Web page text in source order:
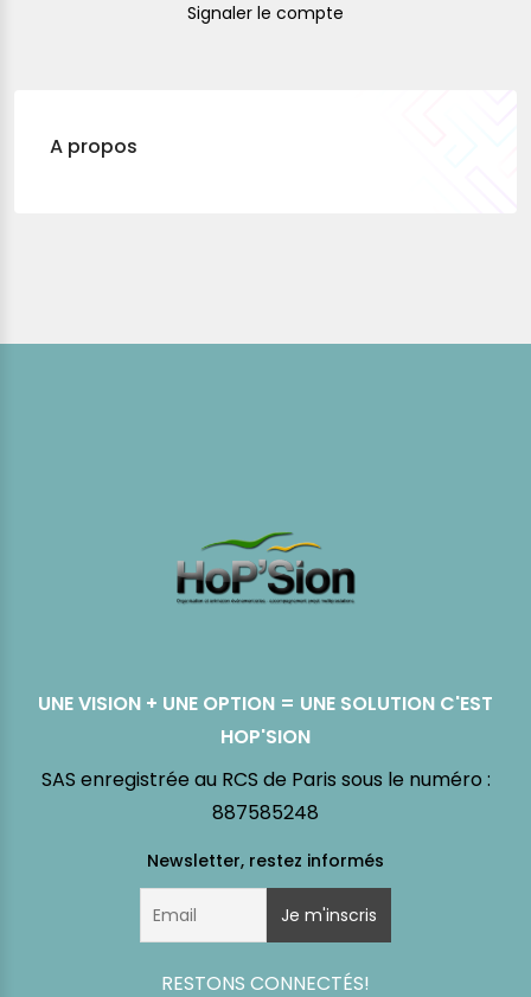
Signaler le compte
A propos
UNE VISION + UNE OPTION = UNE SOLUTION C'EST
HOP'SION
SAS enregistrée au RCS de Paris sous le numéro :
887585248
RESTONS CONNECTÉS!